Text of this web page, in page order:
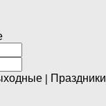
| Праздники